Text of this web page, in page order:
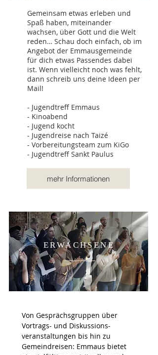
Gemeinsam etwas erleben und
Spaß haben, miteinander
wachsen, über Gott und die Welt
reden… Schau doch einfach, ob im
Angebot der Emmausgemeinde
für dich etwas Passendes dabei
ist. Wenn vielleicht noch was fehlt,
dann schreib uns deine Ideen per
Mail!
- Jugendtreff Emmaus
- Kinoabend
- Jugend kocht
- Jugendreise nach Taizé
- Vorbereitungsteam zum KiGo
- Jugendtreff Sankt Paulus
mehr Informationen
ERWACHSENE
Von Gesprächsgruppen über
Vortrags- und Diskussions-
veranstaltungen bis hin zu
Gemeindreisen: Emmaus bietet